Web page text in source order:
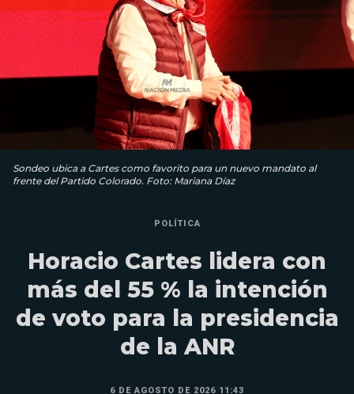
Sondeo ubica a Cartes como favorito para un nuevo mandato al
frente del Partido Colorado. Foto: Mariana Díaz
POLÍTICA
Horacio Cartes lidera con
más del 55 % la intención
de voto para la presidencia
de la ANR
6 DE AGOSTO DE 2026 11:43